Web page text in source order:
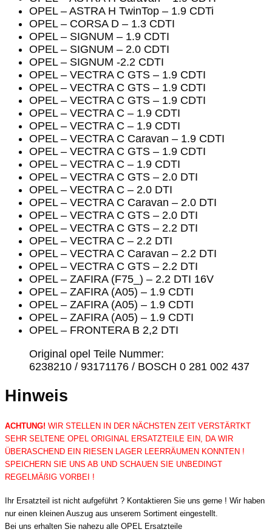
OPEL – ASTRA H TwinTop – 1.9 CDTi
OPEL – CORSA D – 1.3 CDTI
OPEL – SIGNUM – 1.9 CDTI
OPEL – SIGNUM – 2.0 CDTI
OPEL – SIGNUM -2.2 CDTI
OPEL – VECTRA C GTS – 1.9 CDTI
OPEL – VECTRA C GTS – 1.9 CDTI
OPEL – VECTRA C GTS – 1.9 CDTI
OPEL – VECTRA C – 1.9 CDTI
OPEL – VECTRA C – 1.9 CDTI
OPEL – VECTRA C Caravan – 1.9 CDTI
OPEL – VECTRA C GTS – 1.9 CDTI
OPEL – VECTRA C – 1.9 CDTI
OPEL – VECTRA C GTS – 2.0 DTI
OPEL – VECTRA C – 2.0 DTI
OPEL – VECTRA C Caravan – 2.0 DTI
OPEL – VECTRA C GTS – 2.0 DTI
OPEL – VECTRA C GTS – 2.2 DTI
OPEL – VECTRA C – 2.2 DTI
OPEL – VECTRA C Caravan – 2.2 DTI
OPEL – VECTRA C GTS – 2.2 DTI
OPEL – ZAFIRA (F75_) – 2.2 DTI 16V
OPEL – ZAFIRA (A05) – 1.9 CDTI
OPEL – ZAFIRA (A05) – 1.9 CDTI
OPEL – ZAFIRA (A05) – 1.9 CDTI
OPEL – FRONTERA B 2,2 DTI
Original opel Teile Nummer:
6238210 / 93171176 / BOSCH 0 281 002 437
Hinweis
ACHTUNG! WIR STELLEN IN DER NÄCHSTEN ZEIT VERSTÄRTKT
SEHR SELTENE OPEL ORIGINAL ERSATZTEILE EIN, DA WIR
ÜBERASCHEND EIN RIESEN LAGER LEERRÄUMEN KONNTEN !
SPEICHERN SIE UNS AB UND SCHAUEN SIE UNBEDINGT
REGELMÄßIG VORBEI !
Ihr Ersatzteil ist nicht aufgeführt ? Kontaktieren Sie uns gerne ! Wir haben
nur einen kleinen Auszug aus unserem Sortiment eingestellt.
Bei uns erhalten Sie nahezu alle OPEL Ersatzteile